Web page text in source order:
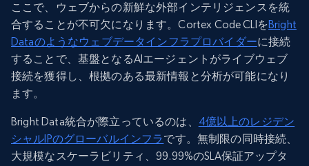
ここで、ウェブからの新鮮な外部インテリジェンスを統
合することが不可欠になります。Cortex Code CLIをBright
Dataのようなウェブデータインフラプロバイダーに接続
することで、基盤となるAIエージェントがライブウェブ
接続を獲得し、根拠のある最新情報と分析が可能になり
ます。
Bright Data統合が際立っているのは、 4億以上のレジデン
シャルIPのグローバルインフラです。無制限の同時接続、
大規模なスケーラビリティ、99.99%のSLA保証アップタ